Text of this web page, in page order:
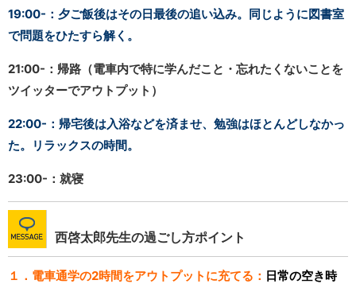
19:00-：夕ご飯後はその日最後の追い込み。同じように図書室
で問題をひたすら解く。
21:00-：帰路（電車内で特に学んだこと・忘れたくないことを
ツイッターでアウトプット）
22:00-：帰宅後は入浴などを済ませ、勉強はほとんどしなかっ
た。リラックスの時間。
23:00-：就寝
西啓太郎先生の過ごし方ポイント
１．電車通学の2時間をアウトプットに充てる： 日常の空き時